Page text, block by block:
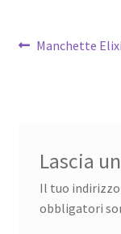
Articolo
Manchette
Lascia
Il tuo
obbligatori